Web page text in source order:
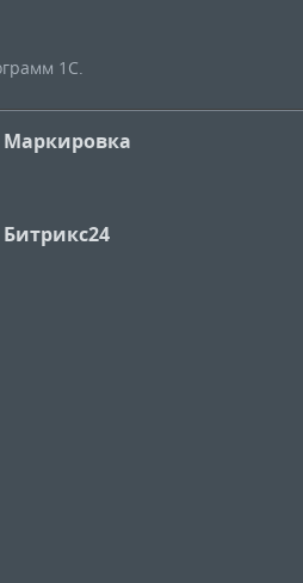
1С.
Маркировка
Битрикс24